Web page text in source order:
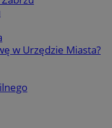
w Urzędzie Miasta?